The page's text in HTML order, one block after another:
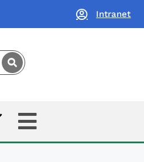
Intranet
Extras